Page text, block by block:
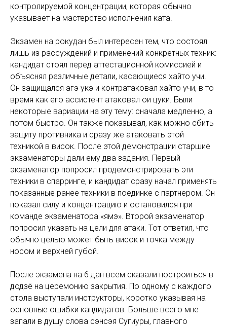
контролируемой концентрации, которая обычно
указывает на мастерство исполнения ката.
Экзамен на рокудан был интересен тем, что состоял
лишь из рассуждений и применений конкретных техник:
кандидат стоял перед аттестационной комиссией и
объяснял различные детали, касающиеся хайто учи.
Он защищался агэ укэ и контратаковал хайто учи, в то
время как его ассистент атаковал ои цуки. Были
некоторые вариации на эту тему: сначала медленно, а
потом быстро. Он также показывал, как можно сбить
защиту противника и сразу же атаковать этой
техникой в висок. После этой демонстрации старшие
экзаменаторы дали ему два задания. Первый
экзаменатор попросил продемонстрировать эти
техники в спарринге, и кандидат сразу начал применять
показанные ранее техники в поединке с партнером. Он
показал силу и концентрацию и остановился при
команде экзаменатора «ямэ». Второй экзаменатор
попросил указать на цели для атаки. Тот ответил, что
обычно целью может быть висок и точка между
носом и верхней губой.
После экзамена на 6 дан всем сказали построиться в
додзё на церемонию закрытия. По одному с каждого
стола выступали инструкторы, коротко указывая на
основные ошибки кандидатов. Больше всего мне
запали в душу слова сэнсэя Сугиуры, главного